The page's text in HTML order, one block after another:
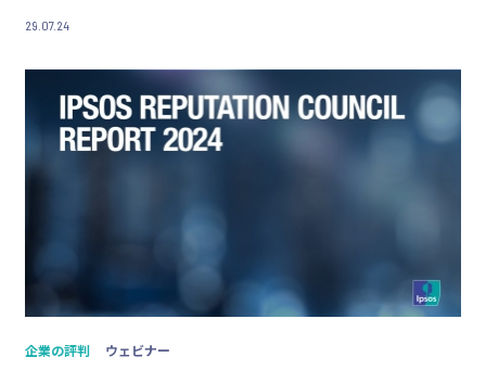
29.07.24
企業の評判 ウェビナー